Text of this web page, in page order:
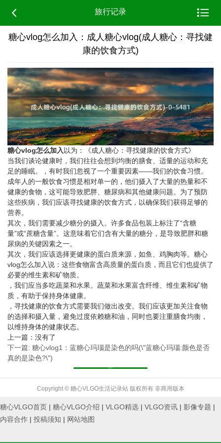
 旅行记录 
糖心vlog怎么加入：成人糖心vlog(成人糖心：寻找健
康的饮食方式)
糖心vlog怎么加入 以为：《成人糖心：寻找健康的饮食方式》
当我们谈论健康时，我们往往会想到均衡的膳食、适量的运动和充
足的睡眠。，有时我们忽视了一个重要因素——我们的饮食习惯。
成年人的一般饮食习惯是相对单一的，他们摄入了大量的热量和不
健康的食物，这可能导致肥胖、糖尿病和其他健康问题。为了预防
这些疾病，我们应该寻找健康的饮食方式，以确保我们获得足够的
营养。
其次，我们需要减少糖分的摄入。许多食品包装上标注了“含糖
量”或“蔗糖含量”。这意味着它们含有大量的糖分，是导致肥胖和糖
尿病的关键因素之一。
其次，我们应该选择更健康的蛋白质来源，如鱼、鸡胸肉等。糖心
vlog怎么加入说：这些食物富含高质量的蛋白质，而且它们也提供了
必要的维生素和矿物质。
，我们应当多吃蔬菜和水果。蔬菜和水果富含纤维、维生素和矿物
质，有助于保持身体健康。
，寻找健康的饮食方式需要我们做出改变。我们应该更加关注食物
的选择和摄入量，避免过度依赖糖和油，同时也要注重膳食均衡，
以维持身体的健康状态。
上一篇：没有了
下一篇: 糖心vlog1：蓝糖心玛瑙是染色的吗(\"蓝糖心玛瑙:颜色是否
真的是染色?\")
Copyright © 糖心VLGO生活记录站 版权所有 非商用版本
糖心VLGO首页 | 糖心VLGO介绍 | VLGO精选 | VLGO资讯 | 影像专题 |
内容合作 | 投稿须知 | 网站地图